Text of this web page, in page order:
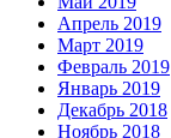
Апрель 2019
Март 2019
Февраль 2019
Январь 2019
Декабрь 2018
Ноябрь 2018